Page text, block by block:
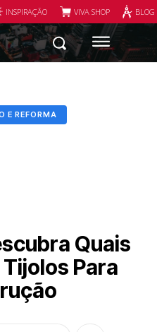
INSPIRAÇÃO VIVA SHOP
E REFORMA
Quais
Para